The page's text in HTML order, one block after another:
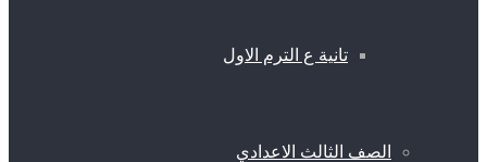
تانية ع الترم الاول
الصف الثالث الاعدادي